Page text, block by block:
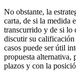
No obstante, la
carta, de si la medida
transcurrido y de si lo
discutir su
casos puede ser útil
propuesta alternativa,
plazos y con la